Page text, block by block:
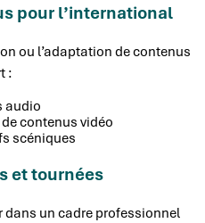
pour l’international
ou l’adaptation de contenus
:
audio
contenus vidéo
scéniques
et tournées
dans un cadre professionnel